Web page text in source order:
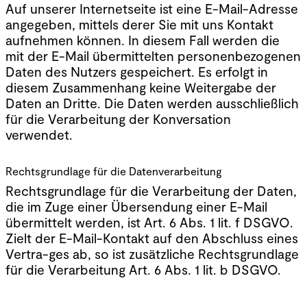
Auf unserer Internetseite ist eine E-Mail-Adresse
angegeben, mittels derer Sie mit uns Kontakt
aufnehmen können. In diesem Fall werden die
mit der E-Mail übermittelten personenbezogenen
Daten des Nutzers gespeichert. Es erfolgt in
diesem Zusammenhang keine Weitergabe der
Daten an Dritte. Die Daten werden ausschließlich
für die Verarbeitung der Konversation
verwendet.
Rechtsgrundlage für die Datenverarbeitung
Rechtsgrundlage für die Verarbeitung der Daten,
die im Zuge einer Übersendung einer E-Mail
übermittelt werden, ist Art. 6 Abs. 1 lit. f DSGVO.
Zielt der E-Mail-Kontakt auf den Abschluss eines
Vertra-ges ab, so ist zusätzliche Rechtsgrundlage
für die Verarbeitung Art. 6 Abs. 1 lit. b DSGVO.